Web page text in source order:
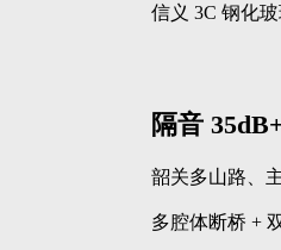
信义 3C 钢化
隔音
韶关多山路、
多腔体断桥 +